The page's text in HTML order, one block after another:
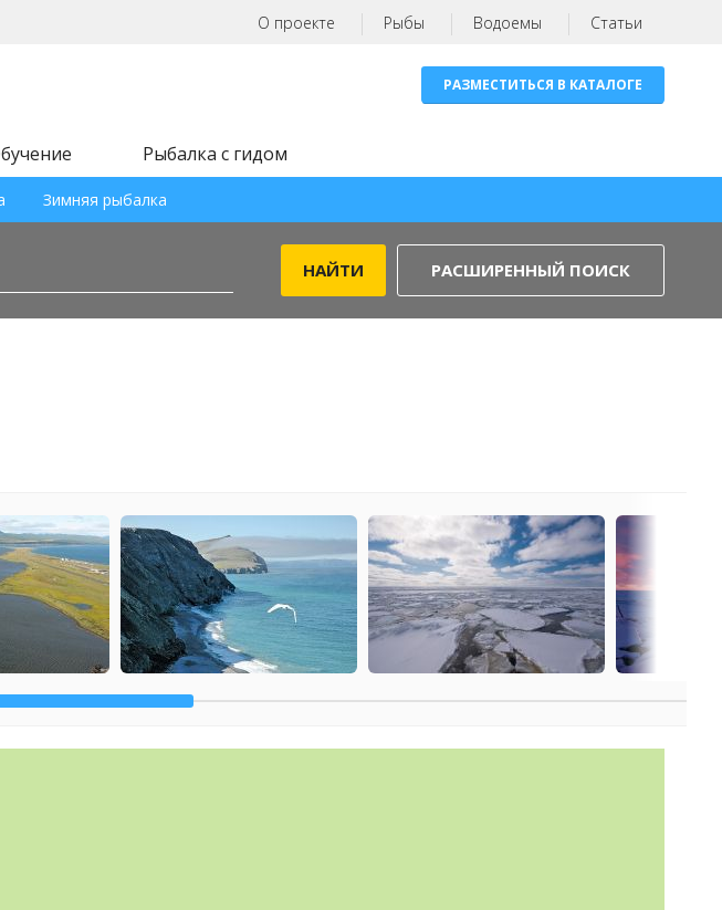
О проекте Рыбы Водоемы Статьи
РАЗМЕСТИТЬСЯ В КАТАЛОГЕ
Рыбалка с гидом
Зимняя рыбалка
РАСШИРЕННЫЙ ПОИСК